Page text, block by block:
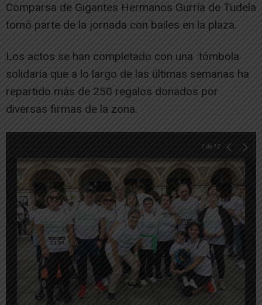
Comparsa de Gigantes Hermanos Gurría de Tudela
tomó parte de la jornada con bailes en la plaza.
Los actos se han completado con una tómbola
solidaria que a lo largo de las últimas semanas ha
repartido más de 250 regalos donados por
diversas firmas de la zona.
1 de 12